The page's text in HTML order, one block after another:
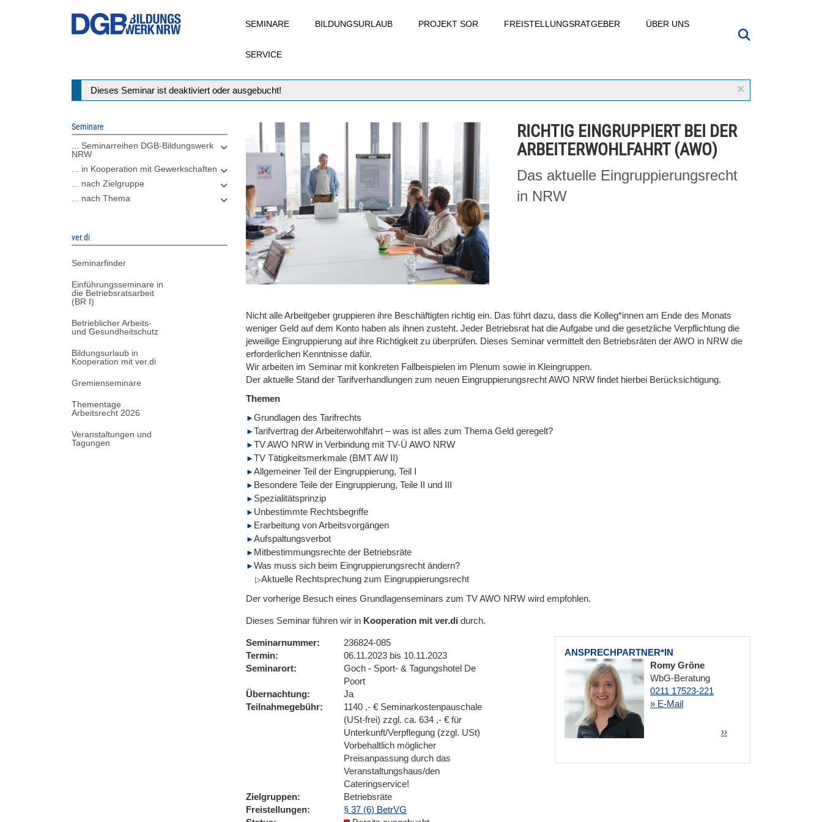
SEMINARE BILDUNGSURLAUB PROJEKT SOR FREISTELLUNGSRATGEBER ÜBER UNS
SERVICE
×
Statusmeldung
Dieses Seminar ist deaktiviert oder ausgebucht!
Seminare
... Seminarreihen DGB-Bildungswerk
NRW
... in Kooperation mit Gewerkschaften
... nach Zielgruppe
... nach Thema
ver.di
Seminarfinder
Einführungsseminare in
die Betriebsratsarbeit
(BR I)
Betrieblicher Arbeits-
und Gesundheitschutz
Bildungsurlaub in
Kooperation mit ver.di
Gremienseminare
Thementage
Arbeitsrecht 2026
Veranstaltungen und
Tagungen
RICHTIG EINGRUPPIERT BEI DER
ARBEITERWOHLFAHRT (AWO)
Das aktuelle Eingruppierungsrecht
in NRW
Nicht alle Arbeitgeber gruppieren ihre Beschäftigten richtig ein. Das führt dazu, dass die Kolleg*innen am Ende des Monats
weniger Geld auf dem Konto haben als ihnen zusteht. Jeder Betriebsrat hat die Aufgabe und die gesetzliche Verpflichtung die
jeweilige Eingruppierung auf ihre Richtigkeit zu überprüfen. Dieses Seminar vermittelt den Betriebsräten der AWO in NRW die
erforderlichen Kenntnisse dafür.
Wir arbeiten im Seminar mit konkreten Fallbeispielen im Plenum sowie in Kleingruppen.
Der aktuelle Stand der Tarifverhandlungen zum neuen Eingruppierungsrecht AWO NRW findet hierbei Berücksichtigung.
Themen
Grundlagen des Tarifrechts
Tarifvertrag der Arbeiterwohlfahrt – was ist alles zum Thema Geld geregelt?
TV AWO NRW in Verbindung mit TV-Ü AWO NRW
TV Tätigkeitsmerkmale (BMT AW II)
Allgemeiner Teil der Eingruppierung, Teil I
Besondere Teile der Eingruppierung, Teile II und III
Spezialitätsprinzip
Unbestimmte Rechtsbegriffe
Erarbeitung von Arbeitsvorgängen
Aufspaltungsverbot
Mitbestimmungsrechte der Betriebsräte
Was muss sich beim Eingruppierungsrecht ändern?
Aktuelle Rechtsprechung zum Eingruppierungsrecht
Der vorherige Besuch eines Grundlagenseminars zum TV AWO NRW wird empfohlen.
Dieses Seminar führen wir in Kooperation mit ver.di durch.
ANSPRECHPARTNER*IN
Romy Gröne
WbG-Beratung
0211 17523-221
» E-Mail
SeitennummerierungNächste Seite
››
Seminarnummer
236824-085
Termin
06.11.2023 bis 10.11.2023
Seminarort
Goch - Sport- & Tagungshotel De
Poort
Übernachtung
Ja
Teilnahmegebühr
1140 ,- € Seminarkostenpauschale
(USt-frei) zzgl. ca. 634 ,- € für
Unterkunft/Verpflegung (zzgl. USt)
Vorbehaltlich möglicher
Preisanpassung durch das
Veranstaltungshaus/den
Cateringservice!
Zielgruppen
Betriebsräte
Freistellungen
§ 37 (6) BetrVG